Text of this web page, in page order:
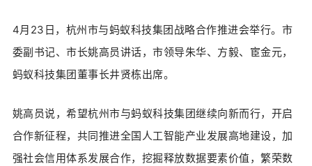
4月23日，杭州市与蚂蚁科技集团战略合作推进会举行。市
委副书记、市长姚高员讲话，市领导朱华、方毅、宦金元，
蚂蚁科技集团董事长井贤栋出席。
姚高员说，希望杭州市与蚂蚁科技集团继续向新而行，开启
合作新征程，共同推进全国人工智能产业发展高地建设，加
强社会信用体系发展合作，挖掘释放数据要素价值，繁荣数